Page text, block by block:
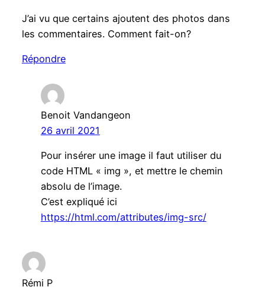
J’ai vu que certains ajoutent des photos dans
les commentaires. Comment fait-on?
Répondre
Benoit Vandangeon
26 avril 2021
Pour insérer une image il faut utiliser du
code HTML « img », et mettre le chemin
absolu de l’image.
C’est expliqué ici
https://html.com/attributes/img-src/
Rémi P